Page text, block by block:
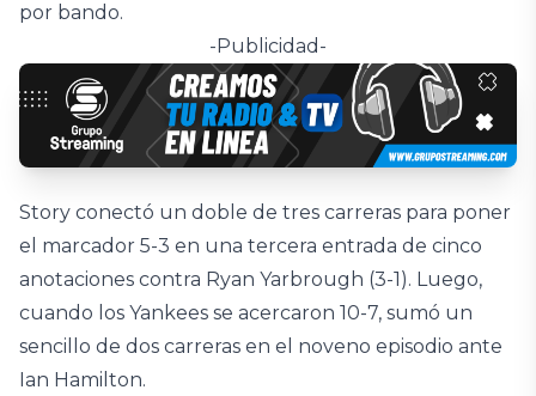
por bando.
-Publicidad-
Story conectó un doble de tres carreras para poner
el marcador 5-3 en una tercera entrada de cinco
anotaciones contra Ryan Yarbrough (3-1). Luego,
cuando los Yankees se acercaron 10-7, sumó un
sencillo de dos carreras en el noveno episodio ante
Ian Hamilton.